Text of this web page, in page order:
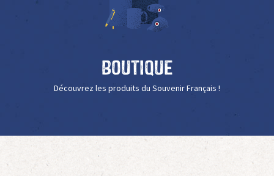
Boutique
Découvrez les produits du Souvenir Français !